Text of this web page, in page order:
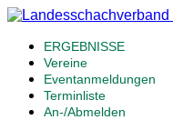
ERGEBNISSE
Vereine
Eventanmeldungen
Terminliste
An-/Abmelden